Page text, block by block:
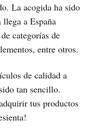
La acogida ha sido
a España
categorías de
entre otros.
de calidad a
tan sencillo.
tus productos